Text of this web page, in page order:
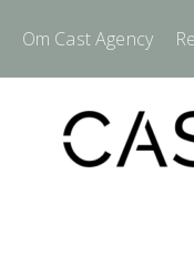
Om Cast Agency